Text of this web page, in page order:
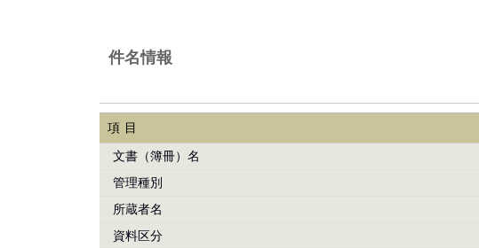
件名情報
項目
文書（簿冊）名
管理種別
所蔵者名
資料区分